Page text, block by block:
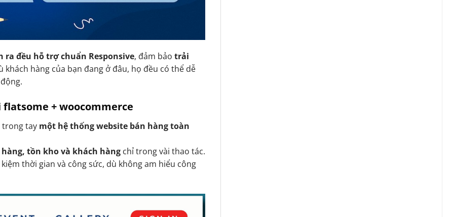
ra đều hỗ trợ chuẩn Responsive, đảm bảo trải
khách hàng của bạn đang ở đâu, họ đều có thể dễ
+ woocommerce
trong tay một hệ thống website bán hàng toàn
tồn kho và khách hàng chỉ trong vài thao tác.
thời gian và công sức, dù không am hiểu công